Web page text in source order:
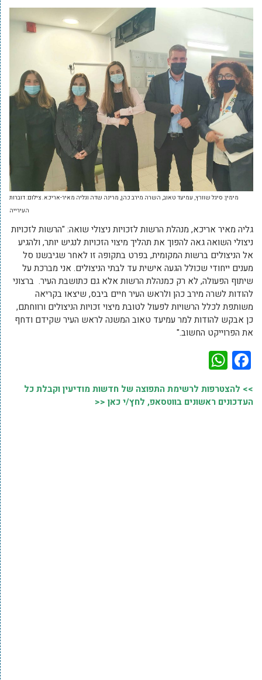
מימין: סיגל שוורץ, עמיעד טאוב, השרה מירב כהן, מרינה שדה וגליה מאיר-אריכא. צילום: דוברות
העירייה
גליה מאיר אריכא, מנהלת הרשות לזכויות ניצולי שואה: "הרשות לזכויות
ניצולי השואה גאה להפוך את תהליך מיצוי הזכויות לנגיש יותר, ולהגיע
אל הניצולים ברשות המקומית, בפרט בתקופה זו לאחר שגיבשנו סל
מענים ייחודי שכולל הגעה אישית עד לבתי הניצולים. אני מברכת על
שיתוף הפעולה, לא רק כמנהלת הרשות אלא גם כתושבת העיר. ברצוני
להודות לשרה מירב כהן ולראש העיר חיים ביבס, שיצאו בקריאה
משותפת לכלל הרשויות לפעול לטובת מיצוי זכויות הניצולים ורווחתם,
כן אבקש להודות למר עמיעד טאוב המשנה לראש העיר שקידם ודחף
את הפרוייקט החשוב."
Facebook
>> להצטרפות לרשימת התפוצה של חדשות מודיעין וקבלת כל
העדכונים ראשונים בווטסאפ, לחץ/י כאן <<